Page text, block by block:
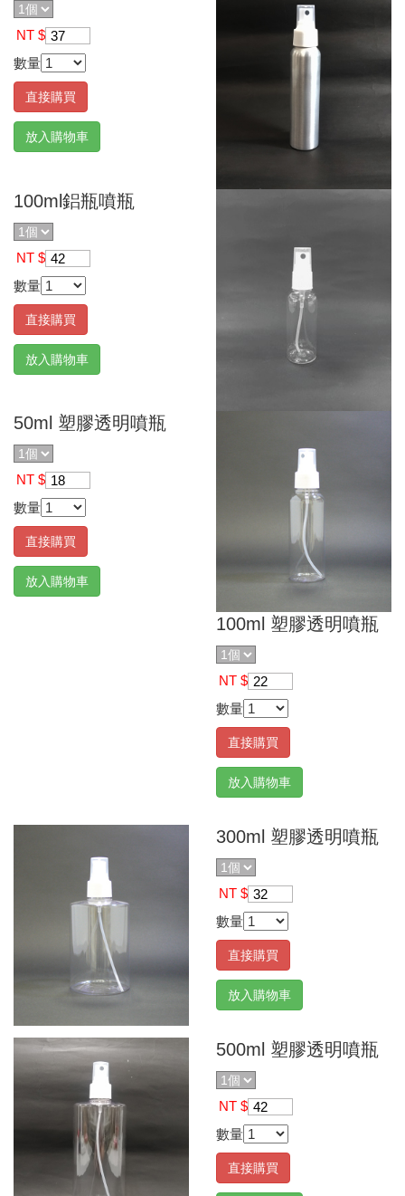
NT $ 37
數量
直接購買
放入購物車
100ml鋁瓶噴瓶
NT $ 42
數量
直接購買
放入購物車
50ml 塑膠透明噴瓶
NT $ 18
數量
直接購買
放入購物車
100ml 塑膠透明噴瓶
NT $ 22
數量
直接購買
放入購物車
300ml 塑膠透明噴瓶
NT $ 32
數量
直接購買
放入購物車
500ml 塑膠透明噴瓶
NT $ 42
數量
直接購買